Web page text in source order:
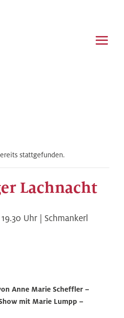
stattgefunden.
Lachnacht
Uhr | Schmankerl
Anne Marie Scheffler –
mit Marie Lumpp –